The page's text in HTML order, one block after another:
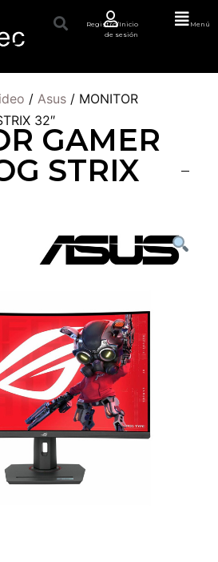
Registro/Inicio
de sesión
Menú
/ Asus / MONITOR
32″
GAMER
STRIX